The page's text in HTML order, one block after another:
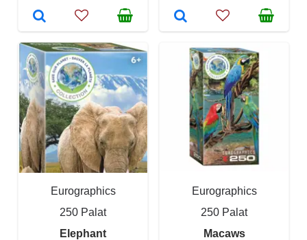
Eurographics
250 Palat
Elephant
Eurographics
250 Palat
Macaws